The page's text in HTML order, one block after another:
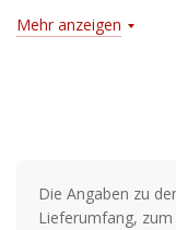
PVC beschichtet
Mehr anzeigen
Die Angaben zu
Lieferumfang,